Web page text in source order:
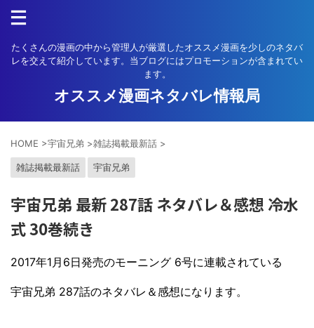
たくさんの漫画の中から管理人が厳選したオススメ漫画を少しのネタバ
レを交えて紹介しています。当ブログにはプロモーションが含まれてい
ます。
オススメ漫画ネタバレ情報局
HOME >宇宙兄弟 >雑誌掲載最新話 >
雑誌掲載最新話 宇宙兄弟
宇宙兄弟 最新 287話 ネタバレ＆感想 冷水
式 30巻続き
2017年1月6日発売のモーニング 6号に連載されている
宇宙兄弟 287話のネタバレ＆感想になります。